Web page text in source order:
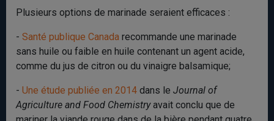
Plusieurs options de marinade seraient efficaces :
- Santé publique Canada recommande une marinade
sans huile ou faible en huile contenant un agent acide,
comme du jus de citron ou du vinaigre balsamique;
- Une étude publiée en 2014 dans le Journal of
Agriculture and Food Chemistryavait conclu que de